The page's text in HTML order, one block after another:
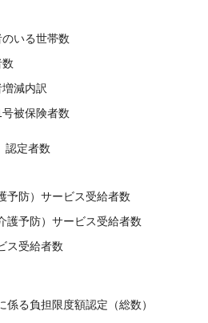
いる世帯数
減内訳
被保険者数
認定者数
予防）サービス受給者数
護予防）サービス受給者数
ス受給者数
係る負担限度額認定（総数）